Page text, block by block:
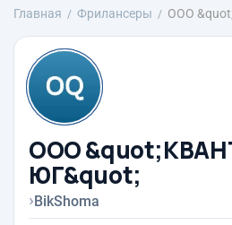
Главная Фрилансеры ООО
ООО
ЮГ&quot;
›BikShoma